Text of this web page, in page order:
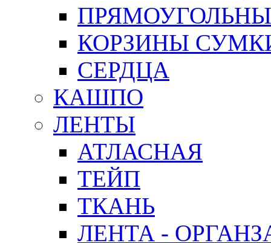
КОРЗИНЫ
СЕРДЦА
КАШПО
ЛЕНТЫ
АТЛАСНАЯ
ТЕЙП
ТКАНЬ
ЛЕНТА -